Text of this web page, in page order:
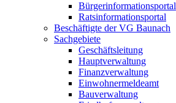
Bürgerinformationsportal
Ratsinformationsportal
Beschäftigte der VG Baunach
Sachgebiete
Geschäftsleitung
Hauptverwaltung
Finanzverwaltung
Einwohnermeldeamt
Bauverwaltung